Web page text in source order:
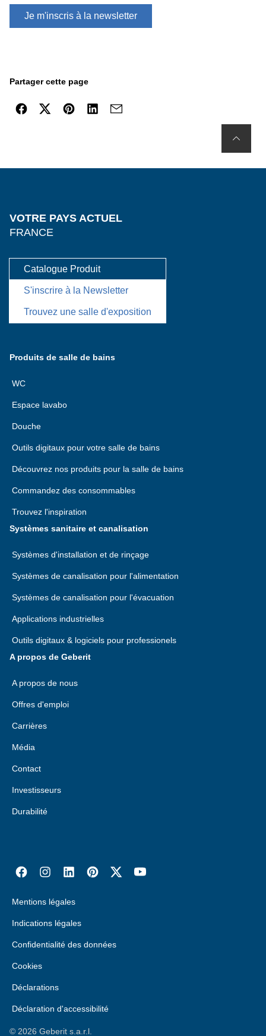
Je m'inscris à la newsletter
Partager cette page
VOTRE PAYS ACTUEL
FRANCE
Catalogue Produit
S'inscrire à la Newsletter
Trouvez une salle d'exposition
Produits de salle de bains
WC
Espace lavabo
Douche
Outils digitaux pour votre salle de bains
Découvrez nos produits pour la salle de bains
Commandez des consommables
Trouvez l'inspiration
Systèmes sanitaire et canalisation
Systèmes d'installation et de rinçage
Systèmes de canalisation pour l'alimentation
Systèmes de canalisation pour l'évacuation
Applications industrielles
Outils digitaux & logiciels pour professionels
A propos de Geberit
A propos de nous
Offres d'emploi
Carrières
Média
Contact
Investisseurs
Durabilité
Mentions légales
Indications légales
Confidentialité des données
Cookies
Déclarations
Déclaration d'accessibilité
© 2026 Geberit s.a.r.l.